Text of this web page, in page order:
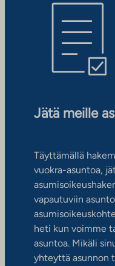
Jätä meille
Täyttämällä
vuokra-asuntoa,
vapautuviin
heti kun voimme
asuntoa. Mikäli
yhteyttä asunnon